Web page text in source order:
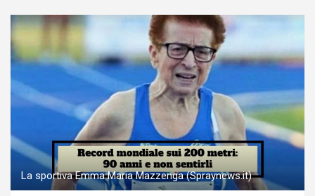
La sportiva Emma Maria Mazzenga (Spraynews.it)